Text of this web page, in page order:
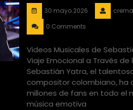
30 mayo 2026
0 Comments
Videos Musicales de
Viaje Emocional a Través de
Sebastián Yatra, el
compositor colombiano, ha
millones de fans en todo el
música emotiva